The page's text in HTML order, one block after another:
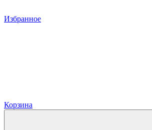
Избранное
Корзина